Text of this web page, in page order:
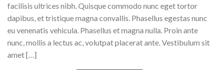
facilisis ultrices nibh. Quisque commodo nunc eget tortor
dapibus, et tristique magna convallis. Phasellus egestas nunc
eu venenatis vehicula. Phasellus et magna nulla. Proin ante
nunc, mollis a lectus ac, volutpat placerat ante. Vestibulum sit
amet […]